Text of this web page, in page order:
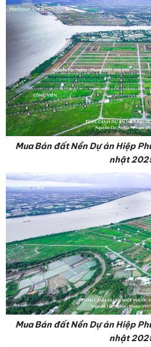
Mua Bán đất Nền Dự án Hiệp
nhật
Mua Bán đất Nền Dự án Hiệp
nhật